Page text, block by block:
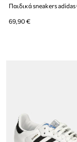
69,90 €